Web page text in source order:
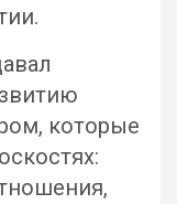
которые